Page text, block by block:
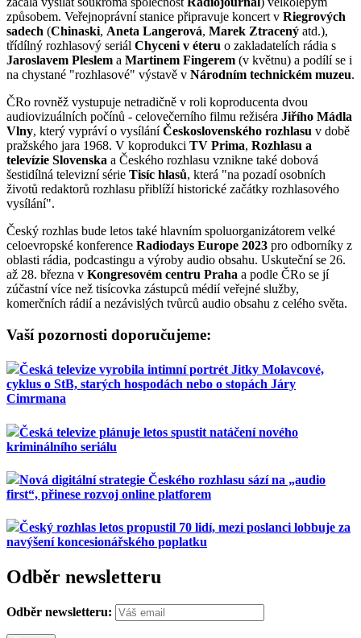
způsobem. Veřejnoprávní stanice připravuje koncert v Riegrových
sadech (Chinaski, Aneta Langerová, Marek Ztracený atd.),
třídílný rozhlasový seriál Chyceni v éteru o zakladatelích rádia s
Jaroslavem Pleslem a Martinem Fingerem (v květnu) a podílí se i
na chystané "rozhlasové" výstavě v Národním technickém muzeu.
ČRo rovněž vystupuje netradičně v roli koproducenta dvou
audiovizuálních počínů - celovečerního filmu režiséra Jiřího Mádla
Vlny, který vypráví o vysíláníČeskoslovenského rozhlasu v době
pražského jara 1968. V koprodukci TV Prima, Rozhlasu a
televízie Slovenska a Českého rozhlasu vznikne také dobová
šestidílná televizní série Tisíc hlasů, která "na pozadí osobních
životů redaktorů rozhlasu přiblíží historické začátky rozhlasového
vysílání".
Český rozhlas bude letos také hlavním spoluorganizátorem velké
celoevropské konference Radiodays Europe 2023 pro odborníky z
oblasti rádia, podcastingu a výroby audio obsahu. Uskuteční se 26.
až 28. března v Kongresovém centru Praha a podle ČRo se jí
zúčastní více než tisícovka zástupců médií veřejné služby,
komerčních rádií a nezávislých tvůrců audio obsahu z celého světa.
Vaší pozornosti doporučujeme:
Česká televize vyrobila intimní portrét Jitky Molavcové,
cyklus o StB, starých hospodách nebo o stopách Járy
Cimrmana
Česká televize plánuje letos spustit natáčení nového
kriminálního seriálu
Nová digitální strategie Českého rozhlasu sází na „audio
first“, přinese rozvoj online platforem
Český rozhlas letos propustil 70 lidí, mezi poslanci lobbuje za
navýšení koncesionářského poplatku
Odběr newsletteru
Odběr newsletteru: